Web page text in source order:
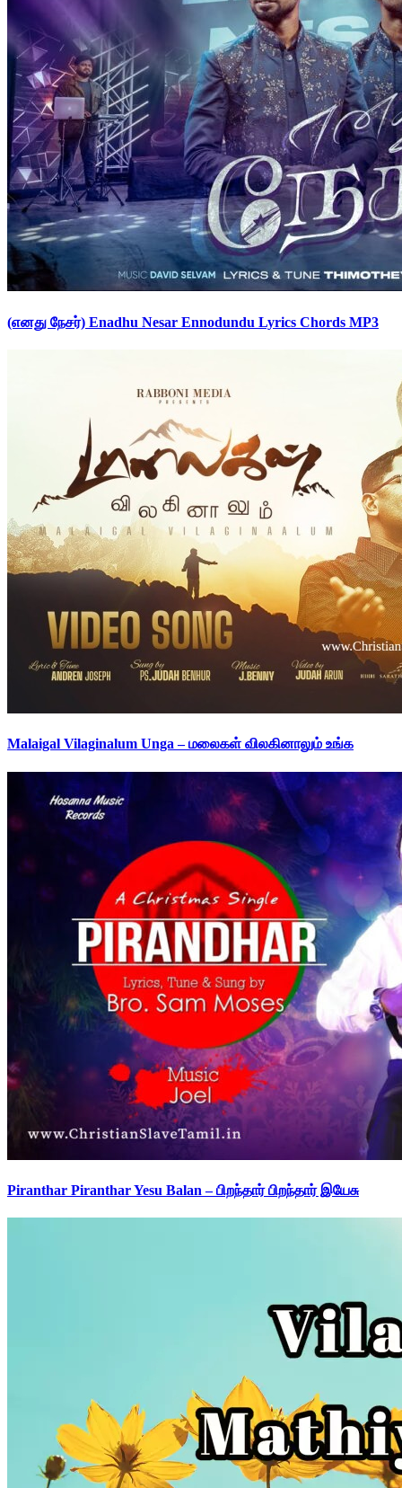
(எனது நேசர்) Enadhu Nesar Ennodundu Lyrics Chords MP3
Malaigal Vilaginalum Unga – மலைகள் விலகினாலும் உங்க
Piranthar Piranthar Yesu Balan – பிறந்தார் பிறந்தார் இயேசு